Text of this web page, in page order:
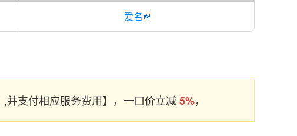
爱名
并支付相应服务费用】，一口价立减5%，